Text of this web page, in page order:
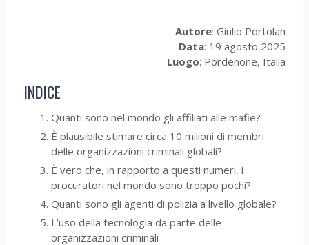
Autore: Giulio Portolan
Data: 19 agosto 2025
Luogo: Pordenone, Italia
INDICE
Quanti sono nel mondo gli affiliati alle mafie?
È plausibile stimare circa 10 milioni di membri
delle organizzazioni criminali globali?
È vero che, in rapporto a questi numeri, i
procuratori nel mondo sono troppo pochi?
Quanti sono gli agenti di polizia a livello globale?
L’uso della tecnologia da parte delle
organizzazioni criminali